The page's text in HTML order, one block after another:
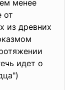
менее
от
из древних
идет о